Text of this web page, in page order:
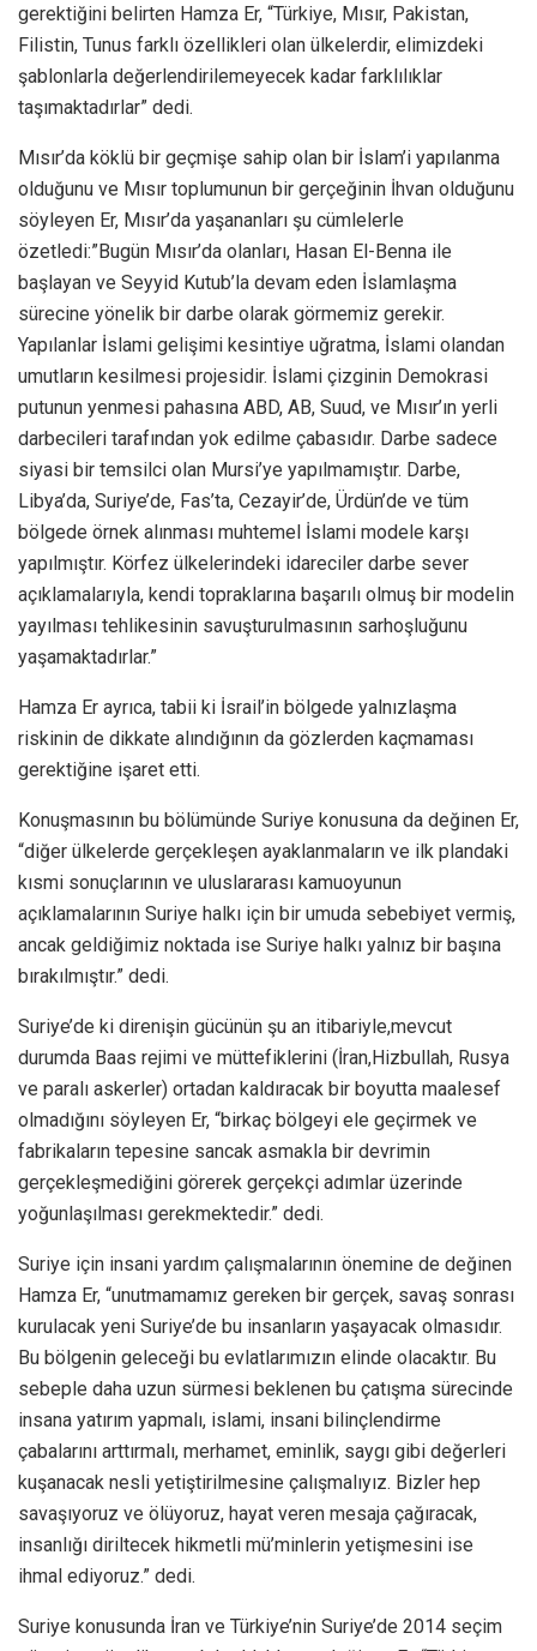
gerektiğini belirten Hamza Er, “Türkiye, Mısır, Pakistan,
Filistin, Tunus farklı özellikleri olan ülkelerdir, elimizdeki
şablonlarla değerlendirilemeyecek kadar farklılıklar
taşımaktadırlar” dedi.
Mısır’da köklü bir geçmişe sahip olan bir İslam’i yapılanma
olduğunu ve Mısır toplumunun bir gerçeğinin İhvan olduğunu
söyleyen Er, Mısır’da yaşananları şu cümlelerle
özetledi:”Bugün Mısır’da olanları, Hasan El-Benna ile
başlayan ve Seyyid Kutub’la devam eden İslamlaşma
sürecine yönelik bir darbe olarak görmemiz gerekir.
Yapılanlar İslami gelişimi kesintiye uğratma, İslami olandan
umutların kesilmesi projesidir. İslami çizginin Demokrasi
putunun yenmesi pahasına ABD, AB, Suud, ve Mısır’ın yerli
darbecileri tarafından yok edilme çabasıdır. Darbe sadece
siyasi bir temsilci olan Mursi’ye yapılmamıştır. Darbe,
Libya’da, Suriye’de, Fas’ta, Cezayir’de, Ürdün’de ve tüm
bölgede örnek alınması muhtemel İslami modele karşı
yapılmıştır. Körfez ülkelerindeki idareciler darbe sever
açıklamalarıyla, kendi topraklarına başarılı olmuş bir modelin
yayılması tehlikesinin savuşturulmasının sarhoşluğunu
yaşamaktadırlar.”
Hamza Er ayrıca, tabii ki İsrail’in bölgede yalnızlaşma
riskinin de dikkate alındığının da gözlerden kaçmaması
gerektiğine işaret etti.
Konuşmasının bu bölümünde Suriye konusuna da değinen Er,
“diğer ülkelerde gerçekleşen ayaklanmaların ve ilk plandaki
kısmi sonuçlarının ve uluslararası kamuoyunun
açıklamalarının Suriye halkı için bir umuda sebebiyet vermiş,
ancak geldiğimiz noktada ise Suriye halkı yalnız bir başına
bırakılmıştır.” dedi.
Suriye’de ki direnişin gücünün şu an itibariyle,mevcut
durumda Baas rejimi ve müttefiklerini (İran,Hizbullah, Rusya
ve paralı askerler) ortadan kaldıracak bir boyutta maalesef
olmadığını söyleyen Er, “birkaç bölgeyi ele geçirmek ve
fabrikaların tepesine sancak asmakla bir devrimin
gerçekleşmediğini görerek gerçekçi adımlar üzerinde
yoğunlaşılması gerekmektedir.” dedi.
Suriye için insani yardım çalışmalarının önemine de değinen
Hamza Er, “unutmamamız gereken bir gerçek, savaş sonrası
kurulacak yeni Suriye’de bu insanların yaşayacak olmasıdır.
Bu bölgenin geleceği bu evlatlarımızın elinde olacaktır. Bu
sebeple daha uzun sürmesi beklenen bu çatışma sürecinde
insana yatırım yapmalı, islami, insani bilinçlendirme
çabalarını arttırmalı, merhamet, eminlik, saygı gibi değerleri
kuşanacak nesli yetiştirilmesine çalışmalıyız. Bizler hep
savaşıyoruz ve ölüyoruz, hayat veren mesaja çağıracak,
insanlığı diriltecek hikmetli mü’minlerin yetişmesini ise
ihmal ediyoruz.” dedi.
Suriye konusunda İran ve Türkiye’nin Suriye’de 2014 seçim